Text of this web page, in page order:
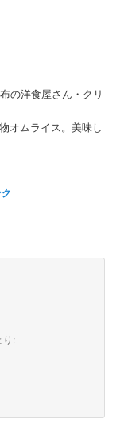
の洋食屋さん・クリ
オムライス。美味し
り: